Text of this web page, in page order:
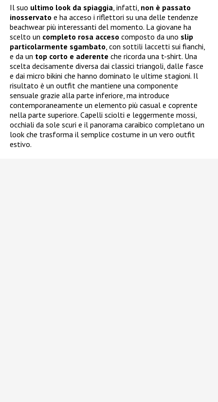
Il suo ultimo look da spiaggia, infatti, non è passato
inosservato e ha acceso i riflettori su una delle tendenze
beachwear più interessanti del momento. La giovane ha
scelto un completo rosa acceso composto da uno slip
particolarmente sgambato, con sottili laccetti sui fianchi,
e da un top corto e aderente che ricorda una t-shirt. Una
scelta decisamente diversa dai classici triangoli, dalle fasce
e dai micro bikini che hanno dominato le ultime stagioni. Il
risultato è un outfit che mantiene una componente
sensuale grazie alla parte inferiore, ma introduce
contemporaneamente un elemento più casual e coprente
nella parte superiore. Capelli sciolti e leggermente mossi,
occhiali da sole scuri e il panorama caraibico completano un
look che trasforma il semplice costume in un vero outfit
estivo.